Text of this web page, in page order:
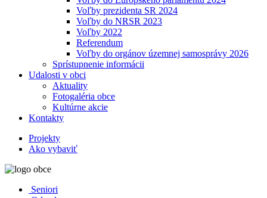
Voľby prezidenta SR 2024
Voľby do NRSR 2023
Voľby 2022
Referendum
Voľby do orgánov územnej samosprávy 2026
Sprístupnenie informácii
Udalosti v obci
Aktuality
Fotogaléria obce
Kultúrne akcie
Kontakty
Projekty
Ako vybaviť
Seniori